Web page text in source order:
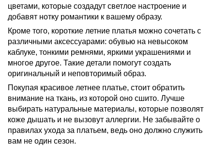
цветами, которые создадут светлое настроение и
добавят нотку романтики к вашему образу.
Кроме того, короткие летние платья можно сочетать с
различными аксессуарами: обувью на невысоком
каблуке, тонкими ремнями, яркими украшениями и
многое другое. Такие детали помогут создать
оригинальный и неповторимый образ.
Покупая красивое летнее платье, стоит обратить
внимание на ткань, из которой оно сшито. Лучше
выбирать натуральные материалы, которые позволят
коже дышать и не вызовут аллергии. Не забывайте о
правилах ухода за платьем, ведь оно должно служить
вам не один сезон.